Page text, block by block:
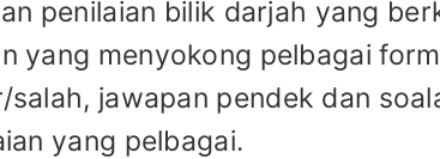
penilaian bilik darjah yang
yang menyokong pelbagai
salah, jawapan pendek dan
yang pelbagai.